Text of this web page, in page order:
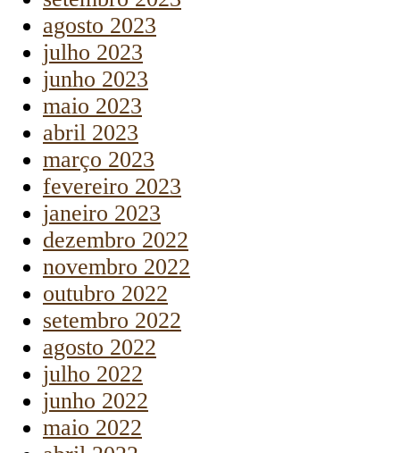
agosto 2023
julho 2023
junho 2023
maio 2023
abril 2023
março 2023
fevereiro 2023
janeiro 2023
dezembro 2022
novembro 2022
outubro 2022
setembro 2022
agosto 2022
julho 2022
junho 2022
maio 2022